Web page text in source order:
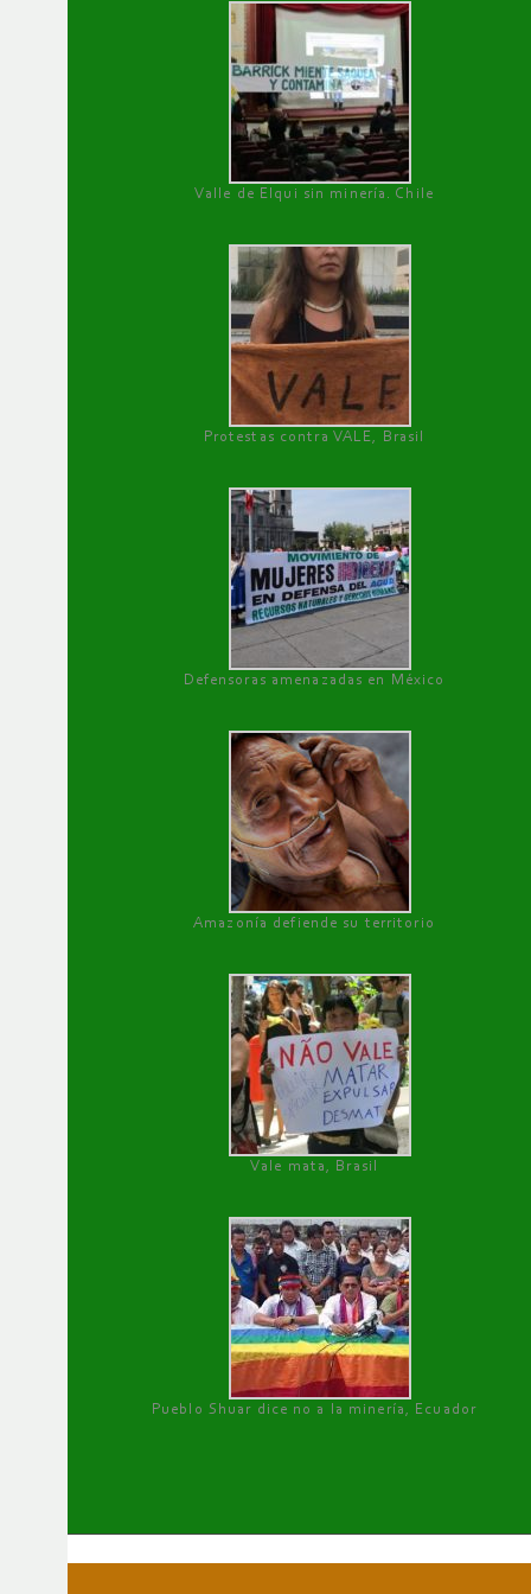
Valle de Elqui sin minería. Chile
Protestas contra VALE, Brasil
Defensoras amenazadas en México
Amazonía defiende su territorio
Vale mata, Brasil
Pueblo Shuar dice no a la minería, Ecuador